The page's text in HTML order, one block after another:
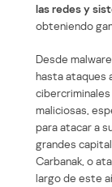
las redes y
obteniendo
Desde
hasta ataques
maliciosas,
para atacar a
grandes
Carbanak, o
largo de este